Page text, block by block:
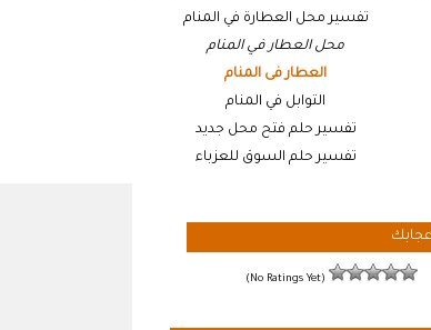
تفسير محل العطارة في المنام
محل العطار في المنام
العطار فى المنام
التوابل في المنام
تفسير حلم فتح محل جديد
تفسير حلم السوق للعزباء
(No Ratings Yet)